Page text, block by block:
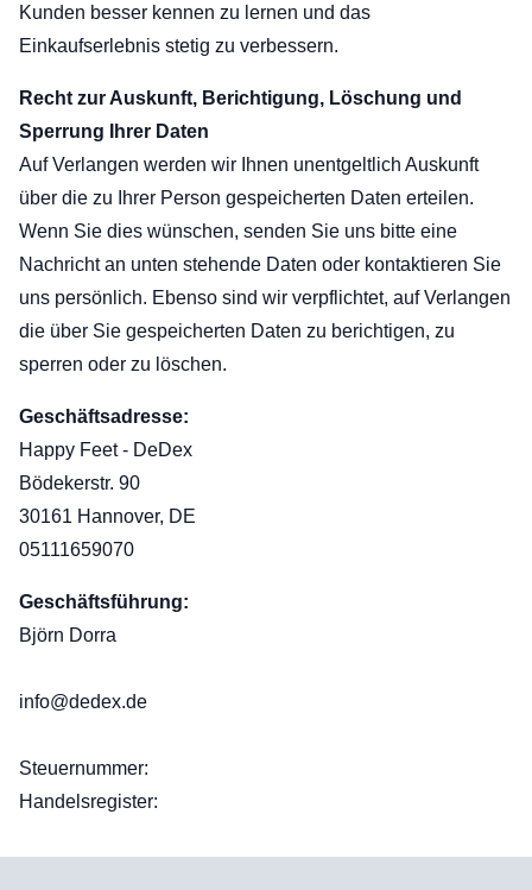
Kunden besser kennen zu lernen und das
Einkaufserlebnis stetig zu verbessern.
Recht zur Auskunft, Berichtigung, Löschung und
Sperrung Ihrer Daten
Auf Verlangen werden wir Ihnen unentgeltlich Auskunft
über die zu Ihrer Person gespeicherten Daten erteilen.
Wenn Sie dies wünschen, senden Sie uns bitte eine
Nachricht an unten stehende Daten oder kontaktieren Sie
uns persönlich. Ebenso sind wir verpflichtet, auf Verlangen
die über Sie gespeicherten Daten zu berichtigen, zu
sperren oder zu löschen.
Geschäftsadresse:
Happy Feet - DeDex
Bödekerstr. 90
30161 Hannover, DE
05111659070
Geschäftsführung:
Björn Dorra
info@dedex.de
Steuernummer:
Handelsregister: